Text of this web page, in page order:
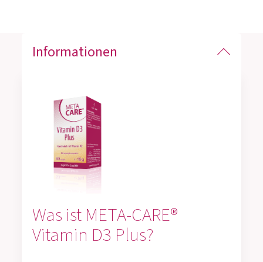
Informationen
Was ist META-CARE®
Vitamin D3 Plus?